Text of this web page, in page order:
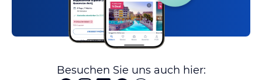
Besuchen Sie uns auch hier: